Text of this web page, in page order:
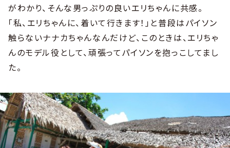
がわかり、そんな男っぷりの良いエリちゃんに共感。
「私、エリちゃんに、着いて行きます！」と普段はパイソン
触らないナナカちゃんなんだけど、このときは、エリちゃ
んのモデル役として、頑張ってパイソンを抱っこしてまし
た。